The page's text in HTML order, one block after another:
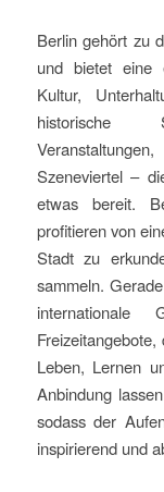
Berlin gehört zu
und bietet eine
Kultur,
historische
Szeneviertel –
etwas bereit.
profitieren von
Stadt zu
sammeln.
Leben, Lernen
Anbindung
sodass der
inspirierend und